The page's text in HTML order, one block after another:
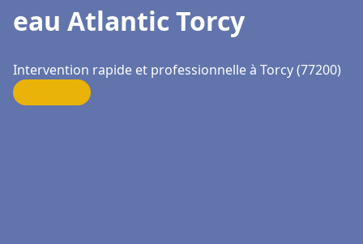
eau Atlantic Torcy
Intervention rapide et professionnelle à Torcy (77200)